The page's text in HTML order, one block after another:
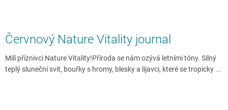
Červnový Nature Vitality journal
Milí příznivci Nature Vitality!Příroda se nám ozývá letními tóny. Silný
teplý sluneční svit, bouřky s hromy, blesky a lijavci, které se tropicky ...